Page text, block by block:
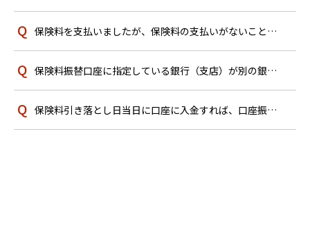
保険料を支払いましたが、保険料の支払いがないことを知らせる通知が届きました。
保険料振替口座に指定している銀行（支店）が別の銀行（支店）と合併（統合）しました。手続きは必要ですか？
保険料引き落とし日当日に口座に入金すれば、口座振替は間に合いますか？